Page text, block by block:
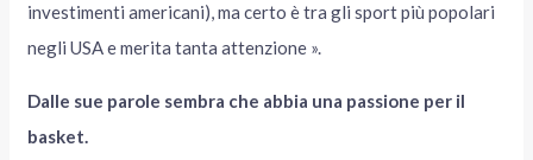
investimenti americani), ma certo è tra gli sport più popolari
negli USA e merita tanta attenzione ».
Dalle sue parole sembra che abbia una passione per il
basket.